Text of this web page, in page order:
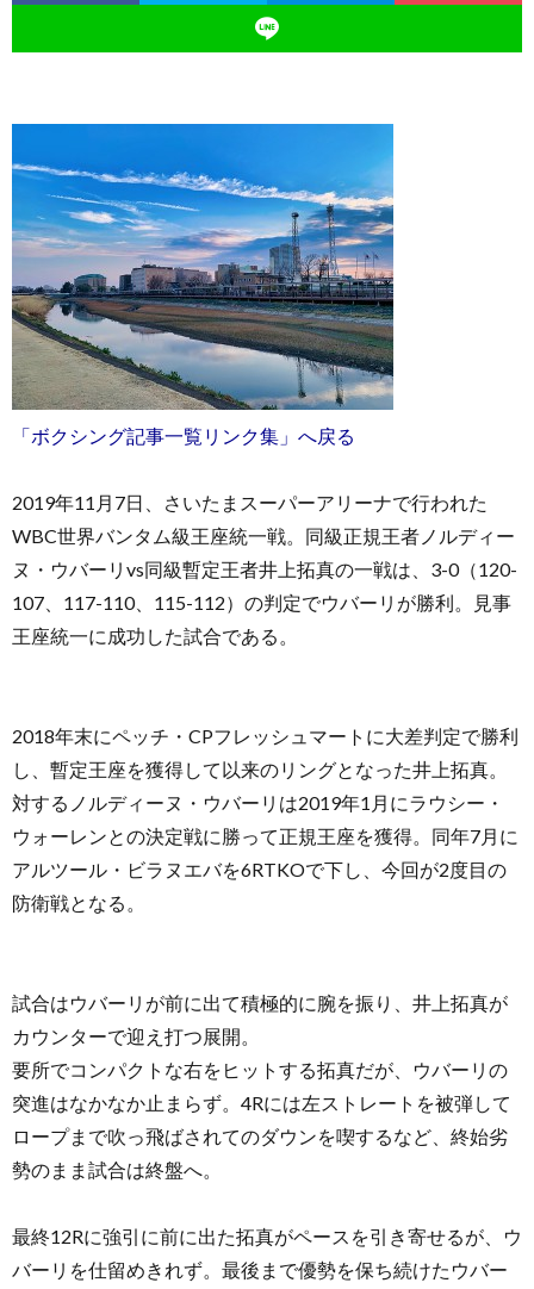
わ
「ボクシング記事一覧リンク集」へ戻る
2019年11月7日、さいたまスーパーアリーナで行われた
WBC世界バンタム級王座統一戦。同級正規王者ノルディー
ヌ・ウバーリvs同級暫定王者井上拓真の一戦は、3-0（120-
107、117-110、115-112）の判定でウバーリが勝利。見事
王座統一に成功した試合である。
2018年末にペッチ・CPフレッシュマートに大差判定で勝利
し、暫定王座を獲得して以来のリングとなった井上拓真。
対するノルディーヌ・ウバーリは2019年1月にラウシー・
ウォーレンとの決定戦に勝って正規王座を獲得。同年7月に
アルツール・ビラヌエバを6RTKOで下し、今回が2度目の
防衛戦となる。
試合はウバーリが前に出て積極的に腕を振り、井上拓真が
カウンターで迎え打つ展開。
要所でコンパクトな右をヒットする拓真だが、ウバーリの
突進はなかなか止まらず。4Rには左ストレートを被弾して
ロープまで吹っ飛ばされてのダウンを喫するなど、終始劣
勢のまま試合は終盤へ。
最終12Rに強引に前に出た拓真がペースを引き寄せるが、ウ
バーリを仕留めきれず。最後まで優勢を保ち続けたウバー